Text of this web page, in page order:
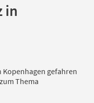
in
gefahren
Thema